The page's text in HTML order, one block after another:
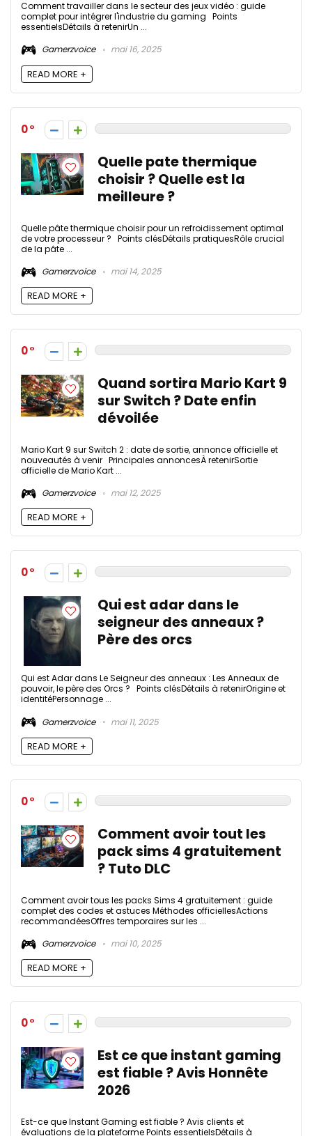
Comment travailler dans le secteur des jeux vidéo : guide
complet pour intégrer l'industrie du gaming Points
essentielsDétails à retenirUn ...
Gamerzvoice
mai 16, 2025
READ MORE +
0
Quelle pate thermique
choisir ? Quelle est la
meilleure ?
Quelle pâte thermique choisir pour un refroidissement optimal
de votre processeur ? Points clésDétails pratiquesRôle crucial
de la pâte ...
Gamerzvoice
mai 14, 2025
READ MORE +
0
Quand sortira Mario Kart 9
sur Switch ? Date enfin
dévoilée
Mario Kart 9 sur Switch 2 : date de sortie, annonce officielle et
nouveautés à venir Principales annoncesÀ retenirSortie
officielle de Mario Kart ...
Gamerzvoice
mai 12, 2025
READ MORE +
0
Qui est adar dans le
seigneur des anneaux​ ?
Père des orcs
Qui est Adar dans Le Seigneur des anneaux : Les Anneaux de
pouvoir, le père des Orcs ? Points clésDétails à retenirOrigine et
identitéPersonnage ...
Gamerzvoice
mai 11, 2025
READ MORE +
0
Comment avoir tout les
pack sims 4 gratuitement
? Tuto DLC
Comment avoir tous les packs Sims 4 gratuitement : guide
complet des codes et astuces Méthodes officiellesActions
recommandéesOffres temporaires sur les ...
Gamerzvoice
mai 10, 2025
READ MORE +
0
Est ce que instant gaming
est fiable ? Avis Honnête
2026
Est-ce que Instant Gaming est fiable ? Avis clients et
évaluations de la plateforme Points essentielsDétails à